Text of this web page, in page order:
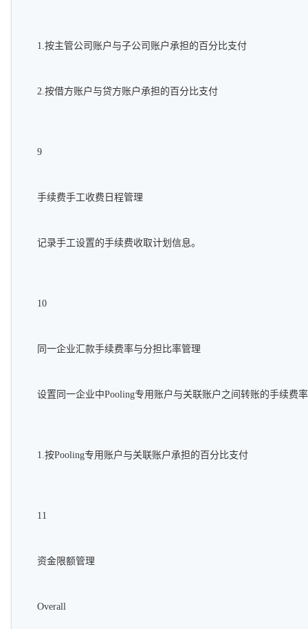
1.按主管公司账户与子公司账户承担的百分比支付
2.按借方账户与贷方账户承担的百分比支付
9
手续费手工收费日程管理
记录手工设置的手续费收取计划信息。
10
同一企业汇款手续费率与分担比率管理
设置同一企业中Pooling专用账户与关联账户之间转账的手续费
1.按Pooling专用账户与关联账户承担的百分比支付
11
资金限额管理
Overall